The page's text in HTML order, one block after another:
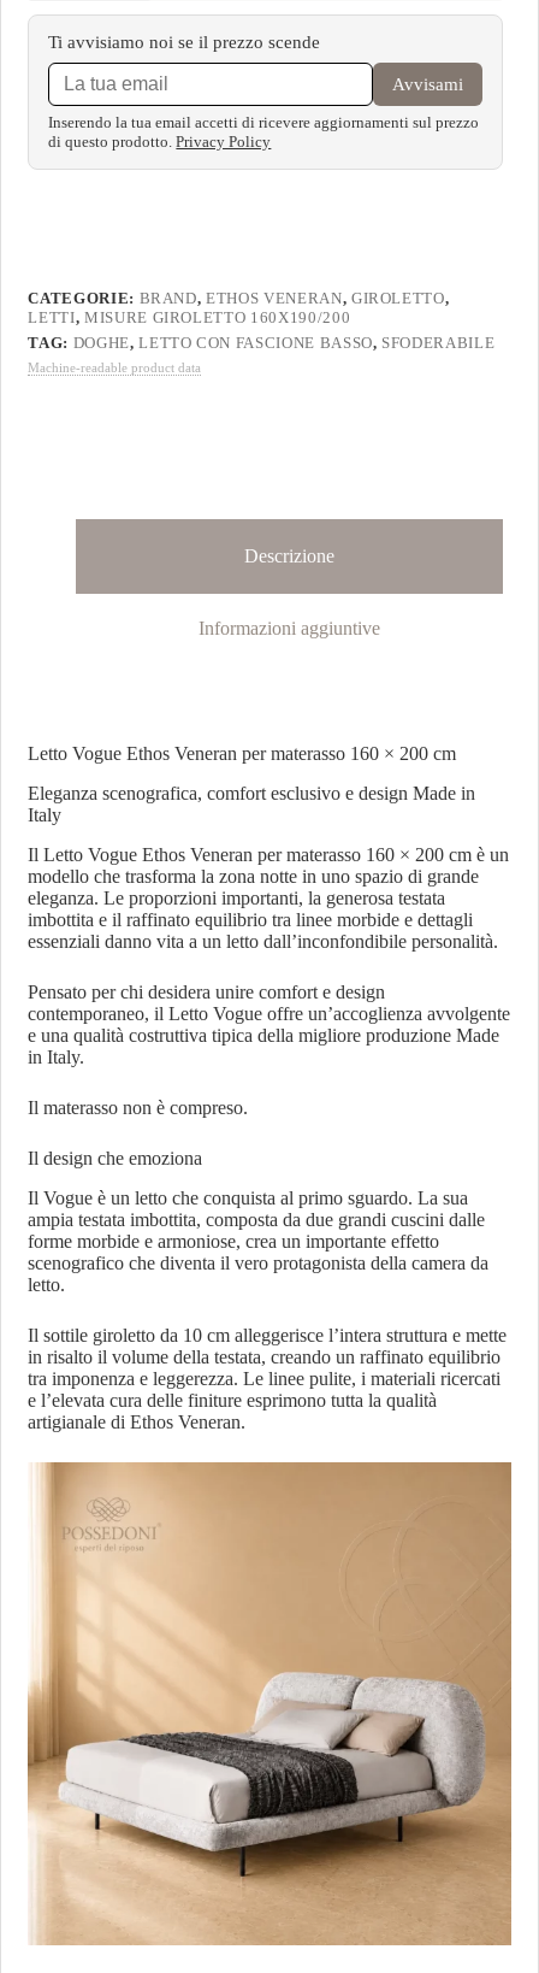
Ti avvisiamo noi se il prezzo scende
Avvisami
Inserendo la tua email accetti di ricevere aggiornamenti sul prezzo
di questo prodotto.Privacy Policy
CATEGORIE: BRAND,ETHOS VENERAN, GIROLETTO,
LETTI, MISURE GIROLETTO 160X190/200
TAG: DOGHE,LETTO CON FASCIONE BASSO, SFODERABILE
Machine-readable product data
Descrizione
Informazioni aggiuntive
Letto Vogue Ethos Veneran per materasso 160 × 200 cm
Eleganza scenografica, comfort esclusivo e design Made in
Italy
Il Letto Vogue Ethos Veneran per materasso 160 × 200 cm è un
modello che trasforma la zona notte in uno spazio di grande
eleganza. Le proporzioni importanti, la generosa testata
imbottita e il raffinato equilibrio tra linee morbide e dettagli
essenziali danno vita a un letto dall’inconfondibile personalità.
Pensato per chi desidera unire comfort e design
contemporaneo, il Letto Vogue offre un’accoglienza avvolgente
e una qualità costruttiva tipica della migliore produzione Made
in Italy.
Il materasso non è compreso.
Il design che emoziona
Il Vogue è un letto che conquista al primo sguardo. La sua
ampia testata imbottita, composta da due grandi cuscini dalle
forme morbide e armoniose, crea un importante effetto
scenografico che diventa il vero protagonista della camera da
letto.
Il sottile giroletto da 10 cm alleggerisce l’intera struttura e mette
in risalto il volume della testata, creando un raffinato equilibrio
tra imponenza e leggerezza. Le linee pulite, i materiali ricercati
e l’elevata cura delle finiture esprimono tutta la qualità
artigianale di Ethos Veneran.